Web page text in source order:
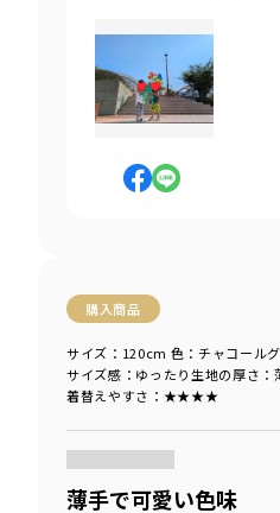
購入商品
サイズ感 ：ゆったり 生地の厚さ
着替えやすさ ：★★★★
サイズ：120cm 色：チャコール
薄手で可愛い色味